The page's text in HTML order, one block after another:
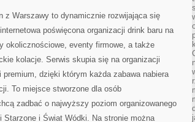
z Warszawy to dynamicznie rozwijająca się
poświęcona organizacji drink baru na
okolicznościowe, eventy firmowe, a także
kolacje. Serwis skupia się na organizacji
premium, dzięki którym każda zabawa nabiera
To miejsce stworzone dla osób
zadbać o najwyższy poziom organizowanego
i Świat Wódki. Na stronie można